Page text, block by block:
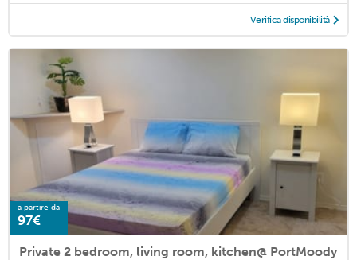
Verifica disponibilità
a partire da
97€
Private 2 bedroom, living room, kitchen@ PortMoody